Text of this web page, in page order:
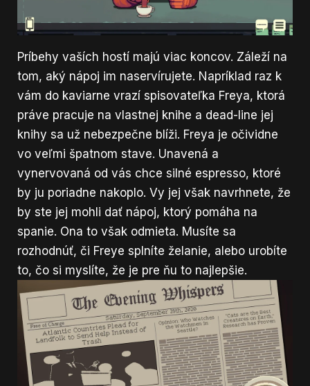
Príbehy vaších hostí majú viac koncov. Záleží na
tom, aký nápoj im naservírujete. Napríklad raz k
vám do kaviarne vrazí spisovateľka Freya, ktorá
práve pracuje na vlastnej knihe a dead-line jej
knihy sa už nebezpečne blíži. Freya je očividne
vo veľmi špatnom stave. Unavená a
vynervovaná od vás chce silné espresso, ktoré
by ju poriadne nakoplo. Vy jej však navrhnete, že
by ste jej mohli dať nápoj, ktorý pomáha na
spanie. Ona to však odmieta. Musíte sa
rozhodnúť, či Freye splníte želanie, alebo urobíte
to, čo si myslíte, že je pre ňu to najlepšie.